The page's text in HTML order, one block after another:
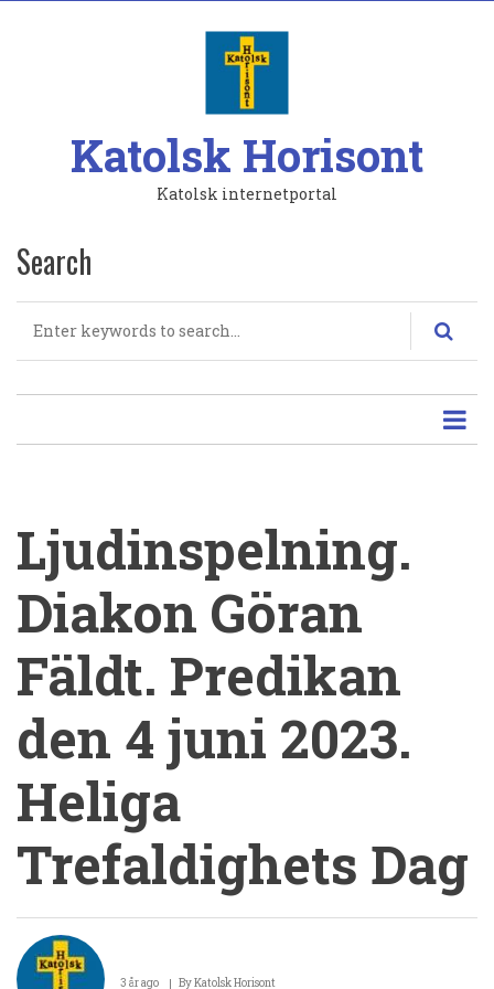
Katolsk Horisont
Katolsk internetportal
Search
Ljudinspelning.
Diakon Göran
Fäldt. Predikan
den 4 juni 2023.
Heliga
Trefaldighets Dag
Ljudinspelning.
Diakon
3 år ago ByKatolsk Horisont